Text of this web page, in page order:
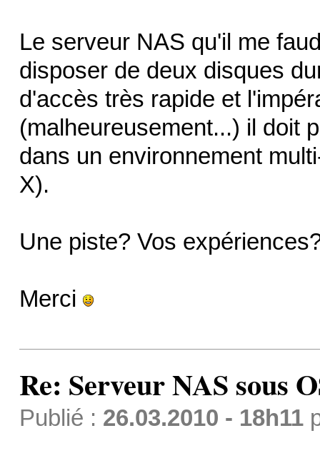
Le serveur NAS qu'il me
disposer de deux disques
d'accès très rapide et
(malheureusement...) il doit
dans un environnement
X).
Une piste? Vos
Merci
Re: Serveur NAS sous
Publié : 26.03.2010 - 18h11